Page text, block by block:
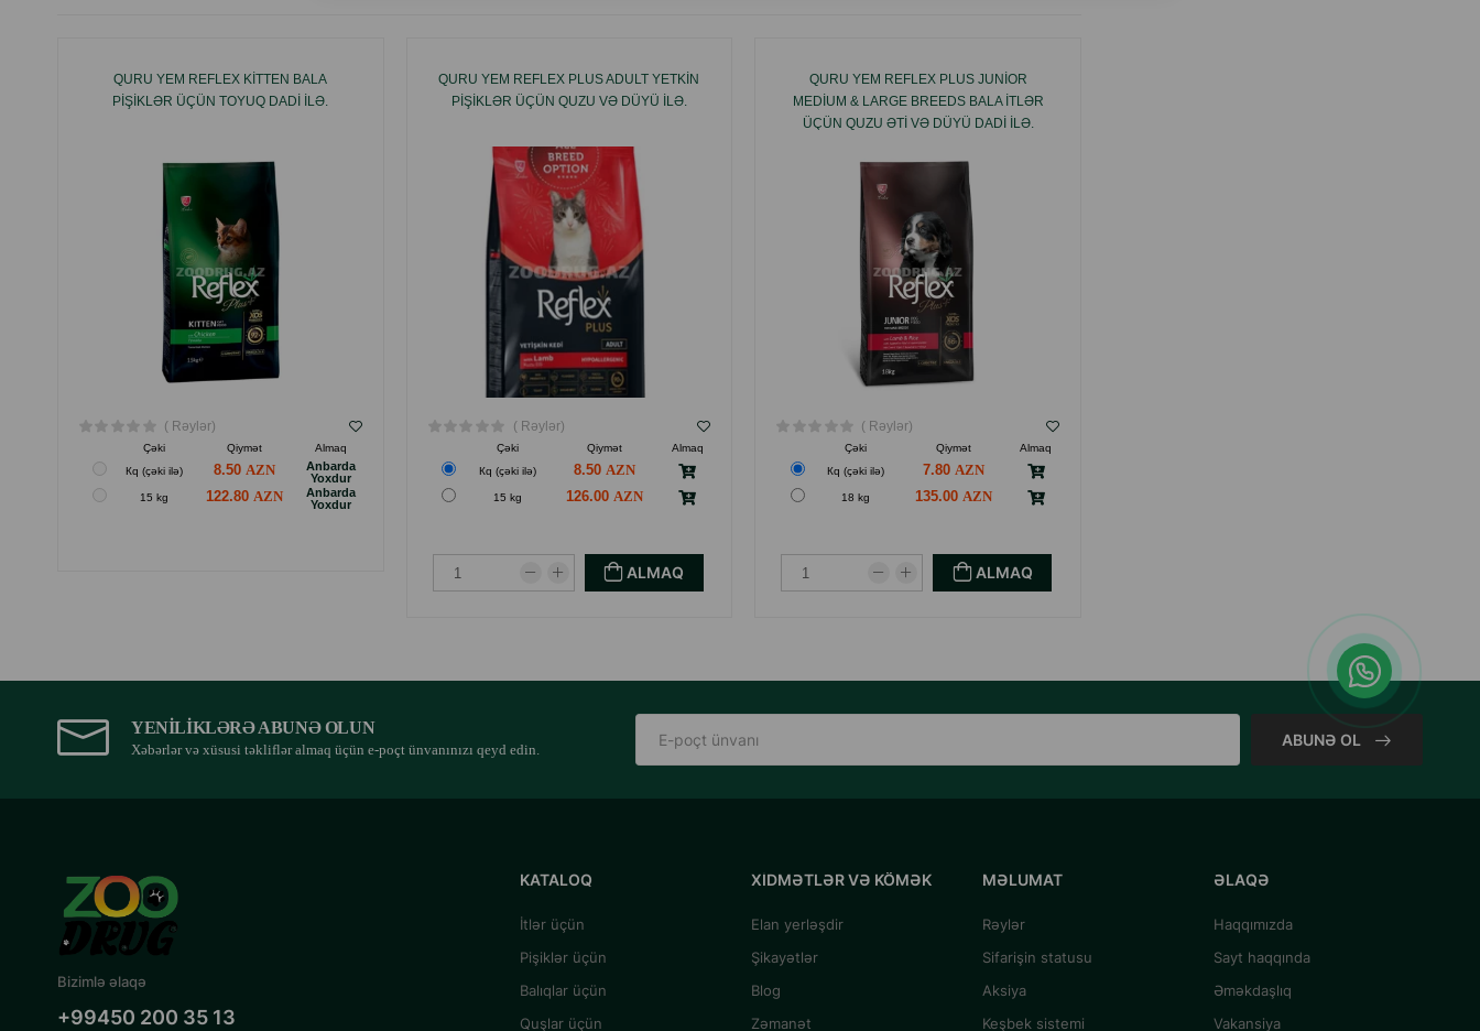
QURU YEM REFLEX KITTEN BALA
PIŞIKLƏR ÜÇÜN TOYUQ DADI ILƏ.
( Rəylər)
Çəki Qiymət
Almaq
Кq (çəki ilə)
8.50
Anbarda
Yoxdur
15 kg 122.80
Anbarda
Yoxdur
QURU YEM REFLEX PLUS ADULT YETKIN
PIŞIKLƏR ÜÇÜN QUZU VƏ DÜYÜ ILƏ.
( Rəylər)
Çəki Qiymət
Almaq
Кq (çəki ilə)
8.50
15 kg 126.00
ALMAQ
QURU YEM REFLEX PLUS JUNIOR
MEDIUM & LARGE BREEDS BALA ITLƏR
ÜÇÜN QUZU ƏTI VƏ DÜYÜ DADI ILƏ.
( Rəylər)
Çəki Qiymət
Almaq
Кq (çəki ilə)
7.80
18 kg 135.00
ALMAQ
YENILIKLƏRƏ ABUNƏ OLUN
Xəbərlər və xüsusi təkliflər almaq üçün e-poçt ünvanınızı qeyd edin.
ABUNƏ OL
Bizimlə əlaqə
+99450 200 35 13
KATALOQ
İtlər üçün
Pişiklər üçün
Balıqlar üçün
Quşlar üçün
XIDMƏTLƏR VƏ KÖMƏK
Elan yerləşdir
Şikayətlər
Blog
Zəmanət
MƏLUMAT
Rəylər
Sifarişin statusu
Aksiya
Keşbek sistemi
ƏLAQƏ
Haqqımızda
Sayt haqqında
Əməkdaşlıq
Vakansiya